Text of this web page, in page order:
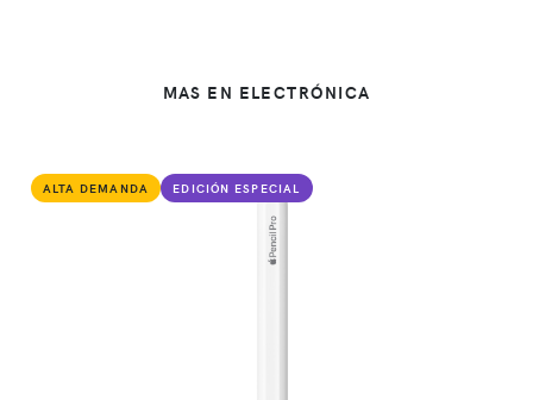
MAS EN ELECTRÓNICA
ALTA DEMANDA EDICIÓN ESPECIAL